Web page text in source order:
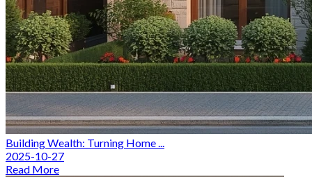
Building Wealth: Turning Home ...
2025-10-27
Read More